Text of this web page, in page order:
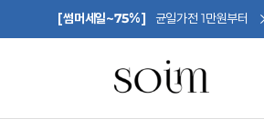
[썸머세일~75%] 균일가전 1만원부터